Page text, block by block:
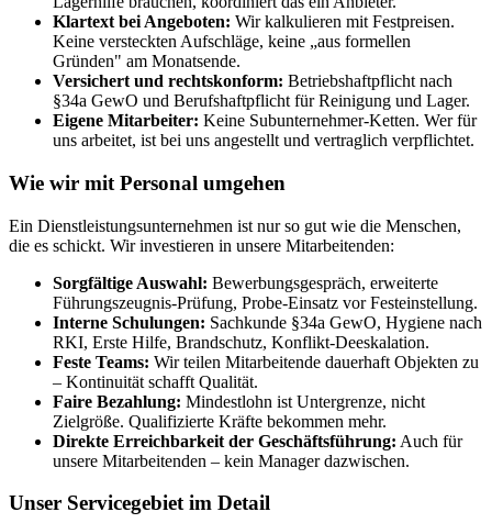
Klartext bei Angeboten: Wir kalkulieren mit Festpreisen.
Keine versteckten Aufschläge, keine „aus formellen
Gründen" am Monatsende.
Versichert und rechtskonform: Betriebshaftpflicht nach
§34a GewO und Berufshaftpflicht für Reinigung und Lager.
Eigene Mitarbeiter: Keine Subunternehmer-Ketten. Wer für
uns arbeitet, ist bei uns angestellt und vertraglich verpflichtet.
Wie wir mit Personal umgehen
Ein Dienstleistungsunternehmen ist nur so gut wie die Menschen,
die es schickt. Wir investieren in unsere Mitarbeitenden:
Sorgfältige Auswahl: Bewerbungsgespräch, erweiterte
Führungszeugnis-Prüfung, Probe-Einsatz vor Festeinstellung.
Interne Schulungen: Sachkunde §34a GewO, Hygiene nach
RKI, Erste Hilfe, Brandschutz, Konflikt-Deeskalation.
Feste Teams: Wir teilen Mitarbeitende dauerhaft Objekten zu
– Kontinuität schafft Qualität.
Faire Bezahlung: Mindestlohn ist Untergrenze, nicht
Zielgröße. Qualifizierte Kräfte bekommen mehr.
Direkte Erreichbarkeit der Geschäftsführung: Auch für
unsere Mitarbeitenden – kein Manager dazwischen.
Unser Servicegebiet im Detail